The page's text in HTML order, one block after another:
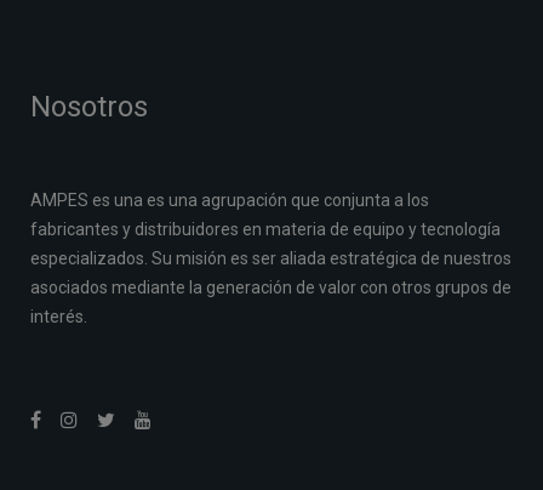
Nosotros
AMPES es una es una agrupación que conjunta a los
fabricantes y distribuidores en materia de equipo y tecnología
especializados. Su misión es ser aliada estratégica de nuestros
asociados mediante la generación de valor con otros grupos de
interés.